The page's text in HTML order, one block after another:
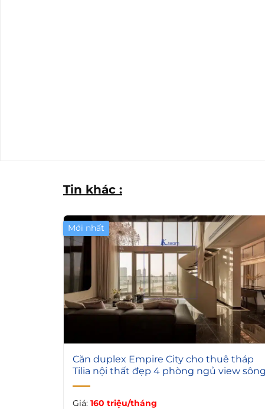
Tin khác :
Mới nhất
7
Căn duplex Empire City cho thuê tháp
Tilia nội thất đẹp 4 phòng ngủ view sông
Giá: 160 triệu/tháng